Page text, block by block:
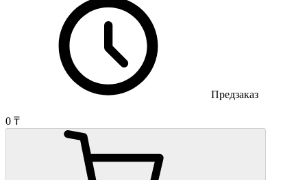
Предзаказ
0 ₸